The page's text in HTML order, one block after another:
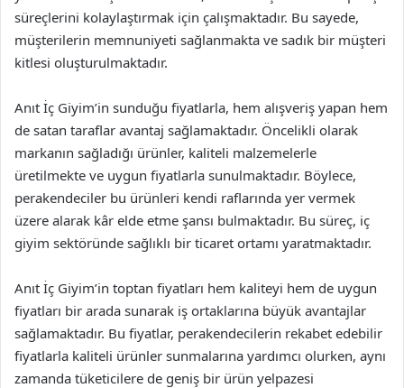
süreçlerini kolaylaştırmak için çalışmaktadır. Bu sayede,
müşterilerin memnuniyeti sağlanmakta ve sadık bir müşteri
kitlesi oluşturulmaktadır.
Anıt İç Giyim’in sunduğu fiyatlarla, hem alışveriş yapan hem
de satan taraflar avantaj sağlamaktadır. Öncelikli olarak
markanın sağladığı ürünler, kaliteli malzemelerle
üretilmekte ve uygun fiyatlarla sunulmaktadır. Böylece,
perakendeciler bu ürünleri kendi raflarında yer vermek
üzere alarak kâr elde etme şansı bulmaktadır. Bu süreç, iç
giyim sektöründe sağlıklı bir ticaret ortamı yaratmaktadır.
Anıt İç Giyim’in toptan fiyatları hem kaliteyi hem de uygun
fiyatları bir arada sunarak iş ortaklarına büyük avantajlar
sağlamaktadır. Bu fiyatlar, perakendecilerin rekabet edebilir
fiyatlarla kaliteli ürünler sunmalarına yardımcı olurken, aynı
zamanda tüketicilere de geniş bir ürün yelpazesi